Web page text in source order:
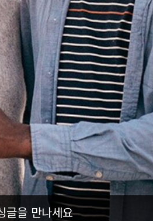
글을 만나세요